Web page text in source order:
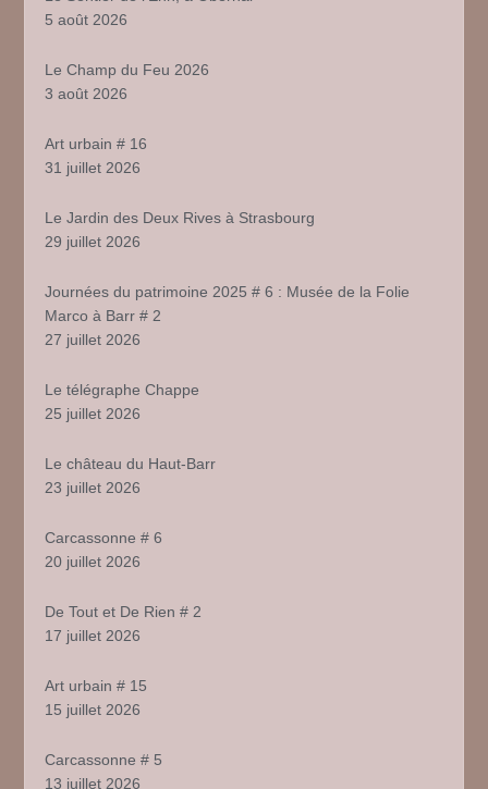
5 août 2026
Le Champ du Feu 2026
3 août 2026
Art urbain # 16
31 juillet 2026
Le Jardin des Deux Rives à Strasbourg
29 juillet 2026
Journées du patrimoine 2025 # 6 : Musée de la Folie
Marco à Barr # 2
27 juillet 2026
Le télégraphe Chappe
25 juillet 2026
Le château du Haut-Barr
23 juillet 2026
Carcassonne # 6
20 juillet 2026
De Tout et De Rien # 2
17 juillet 2026
Art urbain # 15
15 juillet 2026
Carcassonne # 5
13 juillet 2026